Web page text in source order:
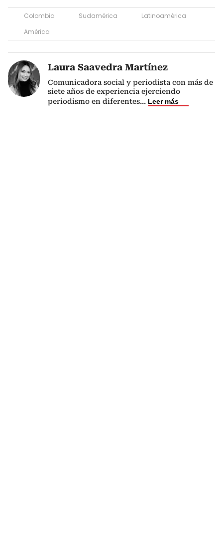
Colombia Sudamérica
Latinoamérica
América
Laura Saavedra Martínez
Comunicadora social y periodista con más de
siete años de experiencia ejerciendo
periodismo en diferentes... Leer más